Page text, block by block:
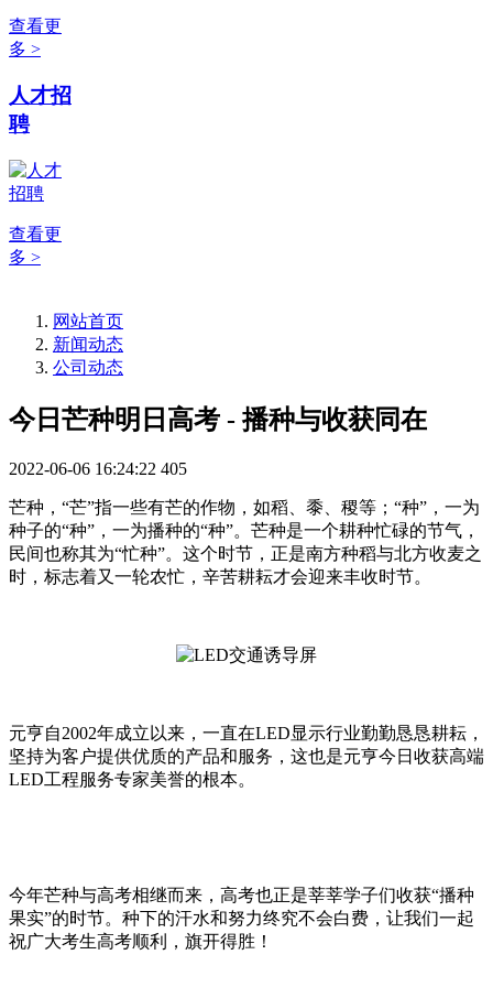
查看更
多 >
人才招
聘
查看更
多 >
网站首页
新闻动态
公司动态
今日芒种明日高考 - 播种与收获同在
2022-06-06 16:24:22 405
芒种，“芒”指一些有芒的作物，如稻、黍、稷等；“种”，一为
种子的“种”，一为播种的“种”。芒种是一个耕种忙碌的节气，
民间也称其为“忙种”。这个时节，正是南方种稻与北方收麦之
时，标志着又一轮农忙，辛苦耕耘才会迎来丰收时节。
元亨自2002年成立以来，一直在LED显示行业勤勤恳恳耕耘，
坚持为客户提供优质的产品和服务，这也是元亨今日收获高端
LED工程服务专家美誉的根本。
今年芒种与高考相继而来，高考也正是莘莘学子们收获“播种
果实”的时节。种下的汗水和努力终究不会白费，让我们一起
祝广大考生高考顺利，旗开得胜！